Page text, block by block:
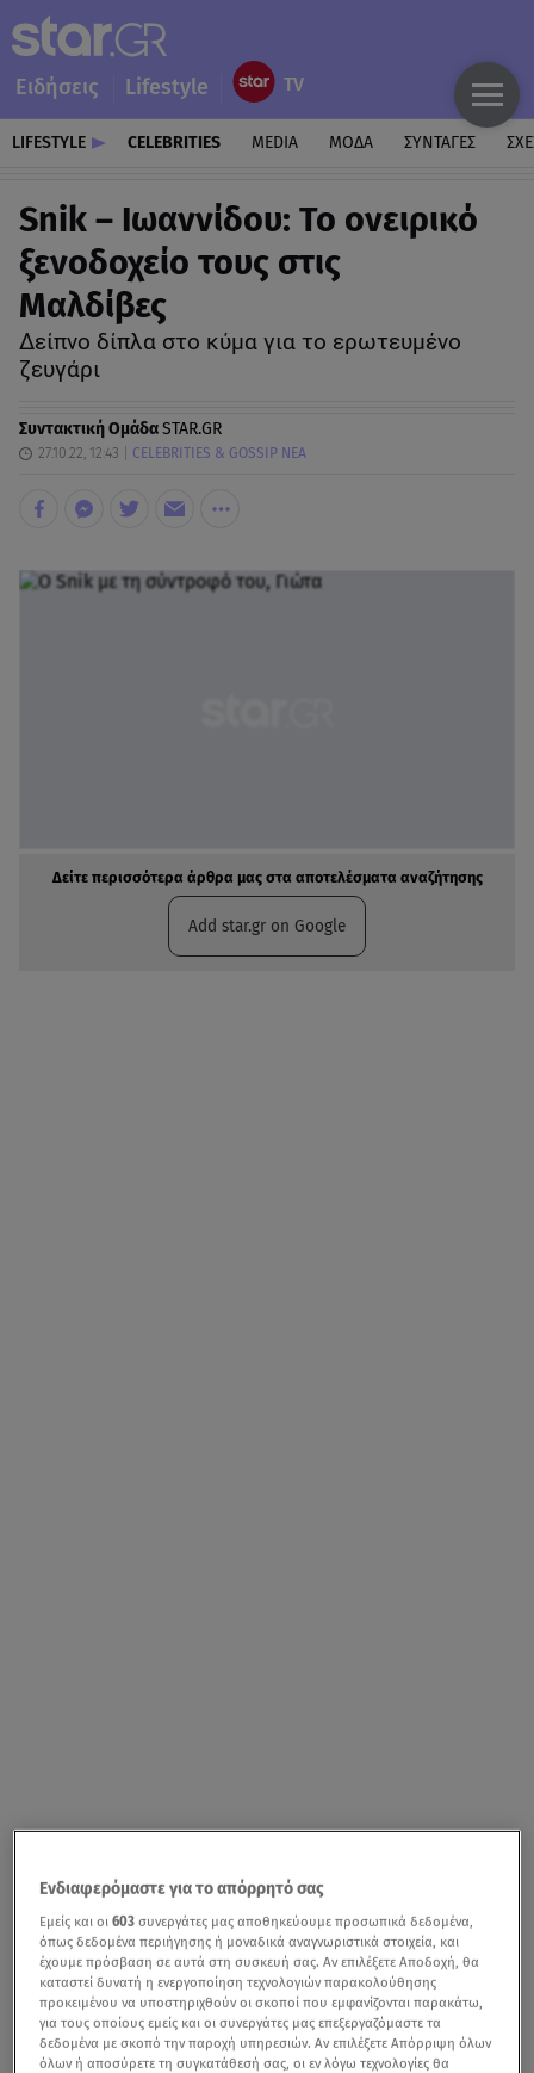
Ειδήσεις Lifestyle
LIFESTYLE CELEBRITIES MEDIA ΜΟΔΑ ΣΥΝΤΑΓΕΣ
Snik – Ιωαννίδου: Το ονειρικό
ξενοδοχείο τους στις
Μαλδίβες
Δείπνο δίπλα στο κύμα για το ερωτευμένο
ζευγάρι
Συντακτική ΟμάδαSTAR.GR
27.10.22, 12:43 CELEBRITIES & GOSSIP ΝΕΑ
Δείτε περισσότερα άρθρα μας στα αποτελέσματα αναζήτησης
Add star.gr on Google
Ενδιαφερόμαστε για το απόρρητό σας
Εμείς και οι603 συνεργάτες μας αποθηκεύουμε προσωπικά δεδομένα,
όπως δεδομένα περιήγησης ή μοναδικά αναγνωριστικά στοιχεία, και
έχουμε πρόσβαση σε αυτά στη συσκευή σας. Αν επιλέξετε Αποδοχή, θα
καταστεί δυνατή η ενεργοποίηση τεχνολογιών παρακολούθησης
προκειμένου να υποστηριχθούν οι σκοποί που εμφανίζονται παρακάτω,
για τους οποίους εμείς και οι συνεργάτες μας επεξεργαζόμαστε τα
δεδομένα με σκοπό την παροχή υπηρεσιών. Αν επιλέξετε Απόρριψη όλων
όλων ή αποσύρετε τη συγκατάθεσή σας, οι εν λόγω τεχνολογίες θα